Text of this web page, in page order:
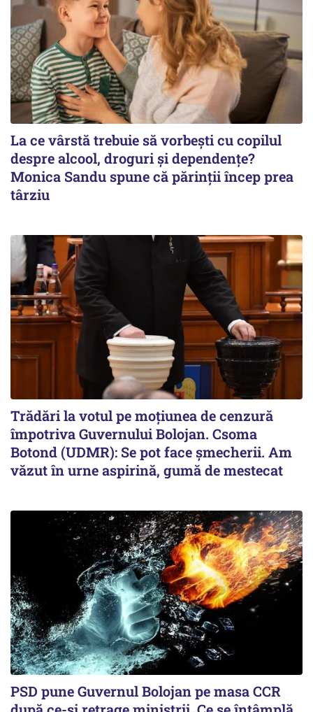
La ce vârstă trebuie să vorbești cu copilul
despre alcool, droguri și dependențe?
Monica Sandu spune că părinții încep prea
târziu
Trădări la votul pe moțiunea de cenzură
împotriva Guvernului Bolojan. Csoma
Botond (UDMR): Se pot face șmecherii. Am
văzut în urne aspirină, gumă de mestecat
PSD pune Guvernul Bolojan pe masa CCR